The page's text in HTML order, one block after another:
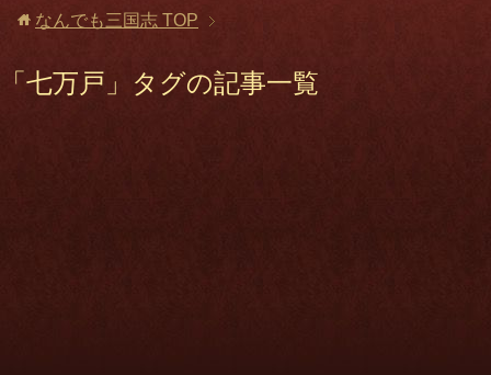
なんでも三国志 TOP
「七万戸」タグの記事一覧